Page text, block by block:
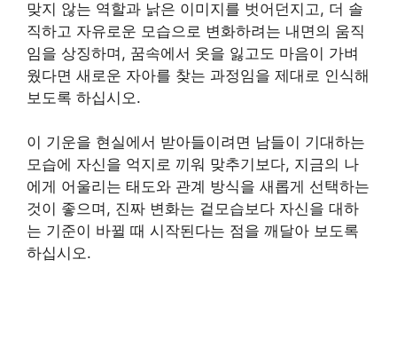
맞지 않는 역할과 낡은 이미지를 벗어던지고, 더 솔
직하고 자유로운 모습으로 변화하려는 내면의 움직
임을 상징하며, 꿈속에서 옷을 잃고도 마음이 가벼
웠다면 새로운 자아를 찾는 과정임을 제대로 인식해
보도록 하십시오.
이 기운을 현실에서 받아들이려면 남들이 기대하는
모습에 자신을 억지로 끼워 맞추기보다, 지금의 나
에게 어울리는 태도와 관계 방식을 새롭게 선택하는
것이 좋으며, 진짜 변화는 겉모습보다 자신을 대하
는 기준이 바뀔 때 시작된다는 점을 깨달아 보도록
하십시오.